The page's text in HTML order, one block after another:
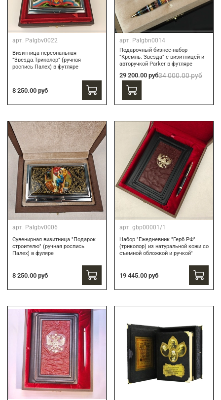
арт. Palgbv0022
Визитница персональная
"Звезда.Триколор" (ручная
роспись Палех) в футляре
8 250.00 руб
арт. Palgbn0014
Подарочный бизнес-набор
"Кремль. Звезда" с визитницей и
авторучкой Parker в футляре
29 200.00 руб34 000.00 руб
арт. Palgbv0006
Сувенирная визитница "Подарок
строителю" (ручная роспись
Палех) в фуляре
8 250.00 руб
арт. gbp00001/1
Набор "Ежедневник "Герб РФ"
(триколор) из натуральной кожи со
съемной обложкой и ручкой"
19 445.00 руб